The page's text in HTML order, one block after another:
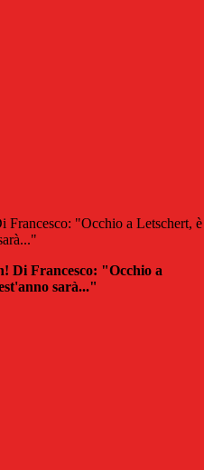
Francesco: "Occhio a Letschert, è
Di Francesco: "Occhio a
sarà..."